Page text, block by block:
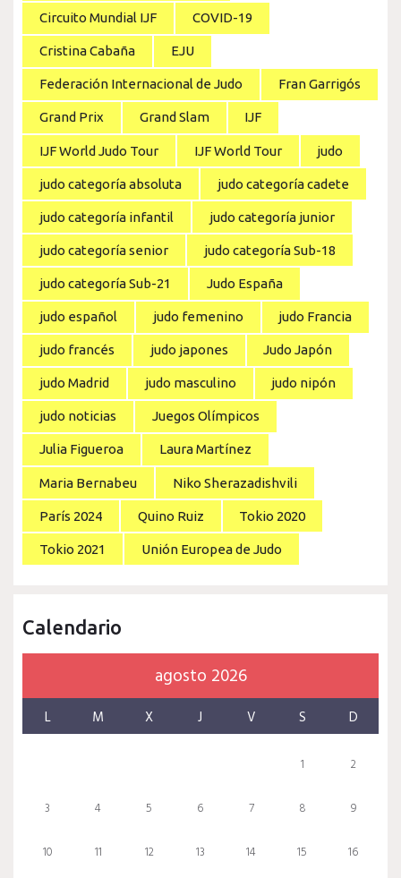
Circuito Mundial IJF COVID-19
Cristina Cabaña EJU
Federación Internacional de Judo Fran Garrigós
Grand Prix Grand Slam IJF
IJF World Judo Tour IJF World Tour judo
judo categoría absoluta judo categoría cadete
judo categoría infantil judo categoría junior
judo categoría senior judo categoría Sub-18
judo categoría Sub-21 Judo España
judo español judo femenino judo Francia
judo francés judo japones Judo Japón
judo Madrid judo masculino judo nipón
judo noticias Juegos Olímpicos
Julia Figueroa Laura Martínez
Maria Bernabeu Niko Sherazadishvili
París 2024 Quino Ruiz Tokio 2020
Tokio 2021 Unión Europea de Judo
Calendario
agosto 2026
L M X J V S D
1 2
3 4 5 6 7 8 9
10 11 12 13 14 15 16